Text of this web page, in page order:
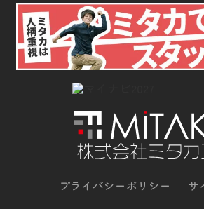
プライバシーポリシー サ